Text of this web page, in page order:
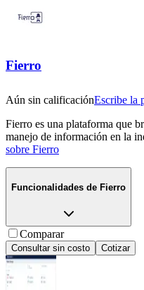
Fierro
Aún sin calificaciónEscribe la
Fierro es una plataforma que
manejo de información en la
sobre Fierro
Funcionalidades de Fierro
Comparar
Consultar sin costo Cotizar